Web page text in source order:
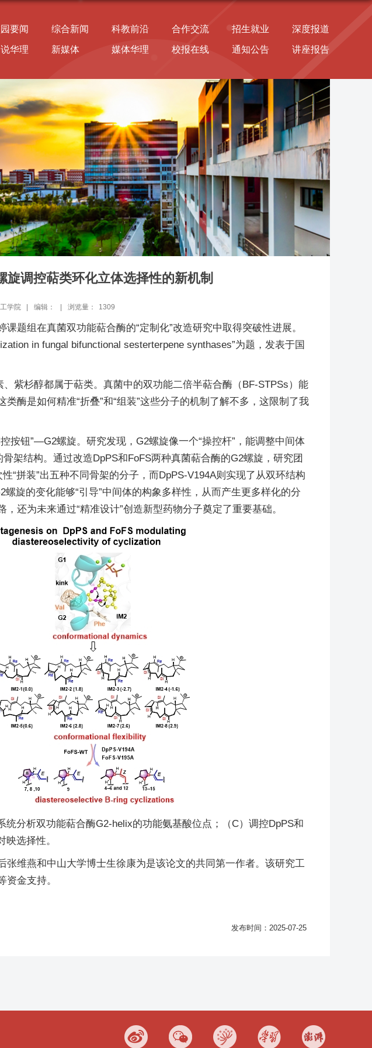
要闻 综合新闻 科教前沿 合作交流 招生就业 深度报道
华理 新媒体 媒体华理 校报在线 通知公告 讲座报告
调控萜类环化立体选择性的新机制
学院 | 编辑： | 浏览量： 1309
题组在真菌双功能萜合酶的“定制化”改造研究中取得突破性进展。
in fungal bifunctional sesterterpene synthases”为题，发表于国
紫杉醇都属于萜类。真菌中的双功能二倍半萜合酶（BF-STPSs）能
酶是如何精准“折叠”和“组装”这些分子的机制了解不多，这限制了我
按钮”—G2螺旋。研究发现，G2螺旋像一个“操控杆”，能调整中间体
架结构。通过改造DpPS和FoFS两种真菌萜合酶的G2螺旋，研究团
“拼装”出五种不同骨架的分子，而DpPS-V194A则实现了从双环结构
旋的变化能够“引导”中间体的构象多样性，从而产生更多样化的分
还为未来通过“精准设计”创造新型药物分子奠定了重要基础。
分析双功能萜合酶G2-helix的功能氨基酸位点；（C）调控DpPS和
映选择性。
维燕和中山大学博士生徐康为是该论文的共同第一作者。该研究工
金支持。
发布时间：2025-07-25